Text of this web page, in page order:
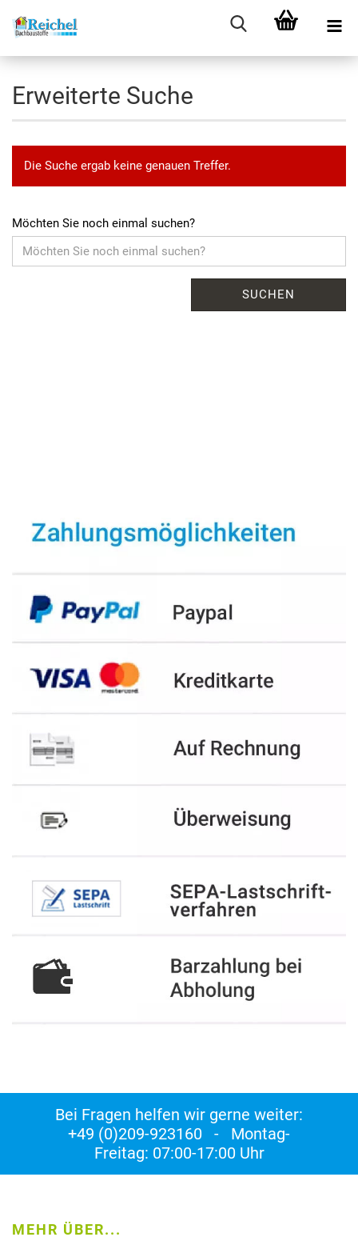
Erweiterte Suche
Die Suche ergab keine genauen Treffer.
Möchten Sie noch einmal suchen?
SUCHEN
Bei Fragen helfen wir gerne weiter:
+49 (0)209-923160 - Montag-
Freitag: 07:00-17:00 Uhr
MEHR ÜBER...